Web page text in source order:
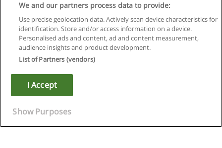
Règles d'utilisation
Confidentialité des données
Copyright © Educaedu Business S.L. - CIF : B-95610580: -
We and our partners process data to provide:
Use precise geolocation data. Actively scan device characteristics for
identification. Store and/or access information on a device.
Personalised ads and content, ad and content measurement,
audience insights and product development.
List of Partners (vendors)
I Accept
Show Purposes